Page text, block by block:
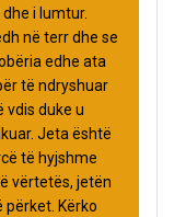
i lumtur.
në terr dhe se
edhe ata
të ndryshuar
vdis duke u
Jeta është
të hyjshme
vërtetës, jetën
Kërko